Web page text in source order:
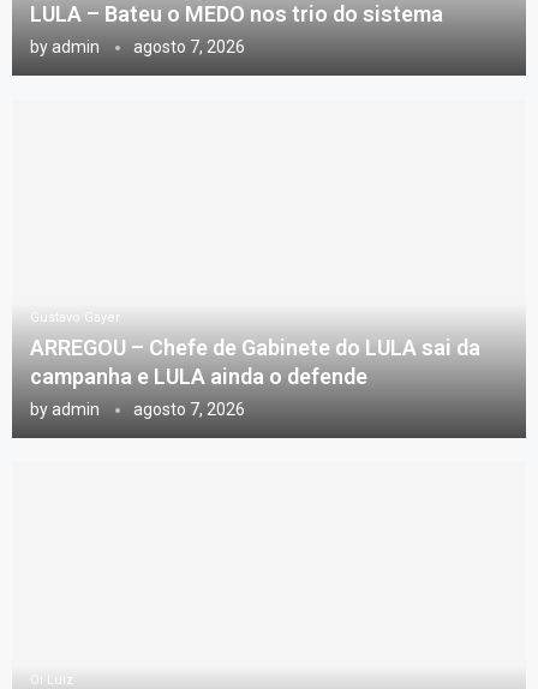
LULA – Bateu o MEDO nos trio do sistema
byadmin agosto 7, 2026
Gustavo Gayer
ARREGOU – Chefe de Gabinete do LULA sai da
campanha e LULA ainda o defende
by admin agosto 7, 2026
Oi Luiz